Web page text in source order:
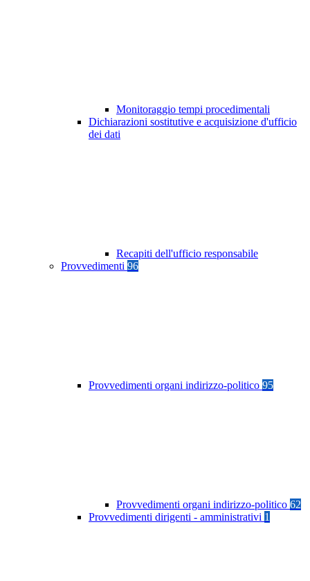
Monitoraggio tempi procedimentali
Dichiarazioni sostitutive e acquisizione d'ufficio
dei dati
Recapiti dell'ufficio responsabile
Provvedimenti 96
Provvedimenti organi indirizzo-politico 95
Provvedimenti organi indirizzo-politico 62
Provvedimenti dirigenti - amministrativi 1